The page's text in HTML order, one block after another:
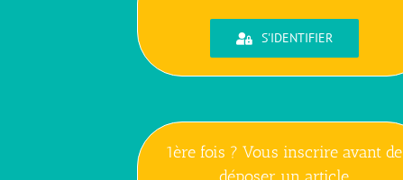
S'IDENTIFIER
1ère fois ? Vous inscrire avant de